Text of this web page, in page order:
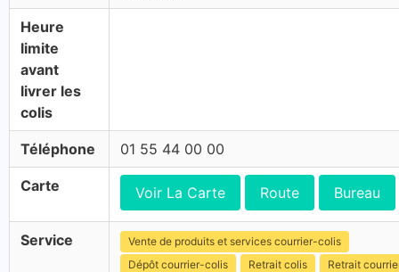
Heure
limite
avant
livrer les
colis
Téléphone 01 55 44 00 00
Carte Voir La Carte Route Bureau
Service
Vente de produits et services courrier-colis
Dépôt courrier-colis
Retrait colis
Retrait